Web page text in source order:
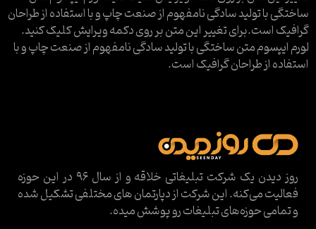
ساختگی با تولید سادگی نامفهوم از صنعت چاپ و با استفاده از طراحان
گرافیک است.برای تغییر این متن بر روی دکمه ویرایش کلیک کنید.
لورم ایپسوم متن ساختگی با تولید سادگی نامفهوم از صنعت چاپ و با
استفاده از طراحان گرافیک است.
روز دیدن یک شرکت تبلیغاتی خلاقه و از سال ۹۶ در این حوزه
فعالیت می‌کنه. این شرکت از دپارتمان های مختلفی تشکیل شده
و تمامی حوزه‌های تبلیغات رو پوشش میده.